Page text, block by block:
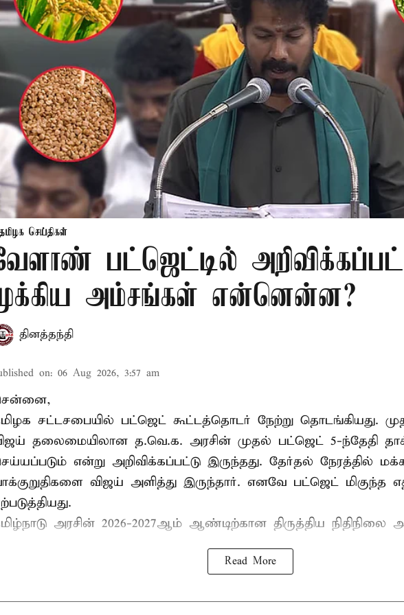
தமிழக செய்திகள்
பட்ஜெட்டில்
அம்சங்கள் என்னென்ன?
தினத்தந்தி
on: 06 Aug 2026, 3:57 am
சட்டசபையில் பட்ஜெட் கூட்டத்தொடர் நேற்று தொடங்கியது.
தலைமையிலான த.வெ.க. அரசின் முதல் பட்ஜெட் 5-ந்தேதி
என்று அறிவிக்கப்பட்டு இருந்தது. தேர்தல் நேரத்தில்
விஜய் அளித்து இருந்தார். எனவே பட்ஜெட் மிகுந்த
அரசின் 2026-2027ஆம் ஆண்டிற்கான திருத்திய நிதிநிலை
Read More